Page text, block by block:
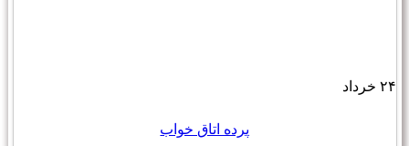
۲۴ خرداد
پرده اتاق خواب